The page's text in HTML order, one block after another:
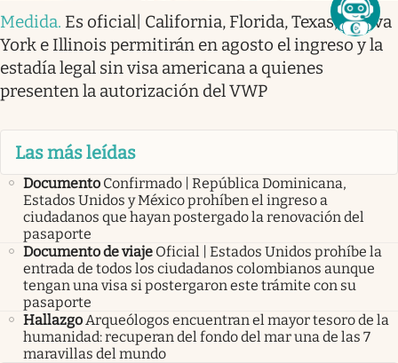
Medida. Es oficial| California, Florida, Texas, Nueva
York e Illinois permitirán en agosto el ingreso y la
estadía legal sin visa americana a quienes
presenten la autorización del VWP
Las más leídas
Documento Confirmado | República Dominicana,
Estados Unidos y México prohíben el ingreso a
ciudadanos que hayan postergado la renovación del
pasaporte
Documento de viaje Oficial | Estados Unidos prohíbe la
entrada de todos los ciudadanos colombianos aunque
tengan una visa si postergaron este trámite con su
pasaporte
HallazgoArqueólogos encuentran el mayor tesoro de la
humanidad: recuperan del fondo del mar una de las 7
maravillas del mundo